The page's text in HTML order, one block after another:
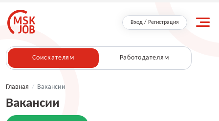
Вход / Регистрация
Соискателям Работодателям
Главная / Вакансии
Вакансии